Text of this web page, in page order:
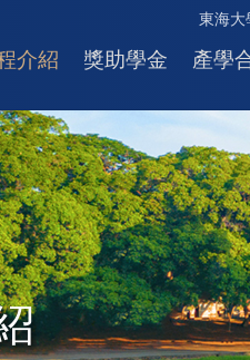
東海大
介紹 獎助學金 產學